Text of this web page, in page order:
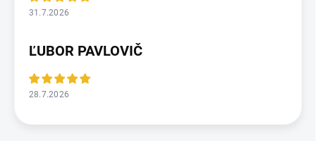
31.7.2026
ĽUBOR PAVLOVIČ
28.7.2026